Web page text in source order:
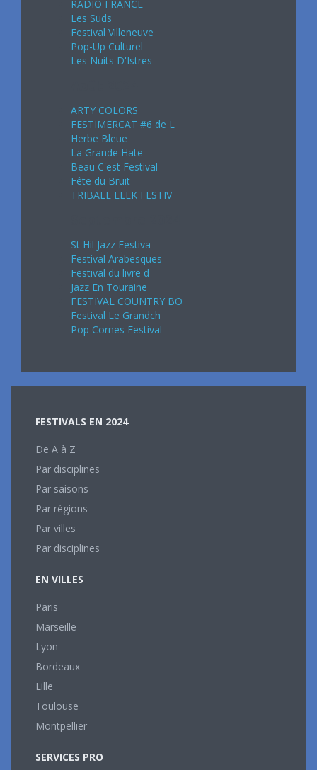
RADIO FRANCE
Les Suds
Festival Villeneuve
Pop-Up Culturel
Les Nuits D'Istres
ARTY COLORS
FESTIMERCAT #6 de L
Herbe Bleue
La Grande Hate
Beau C'est Festival
Fête du Bruit
TRIBALE ELEK FESTIV
St Hil Jazz Festiva
Festival Arabesques
Festival du livre d
Jazz En Touraine
FESTIVAL COUNTRY BO
Festival Le Grandch
Pop Cornes Festival
FESTIVALS EN 2024
De A à Z
Par disciplines
Par saisons
Par régions
Par villes
Par disciplines
EN VILLES
Paris
Marseille
Lyon
Bordeaux
Lille
Toulouse
Montpellier
SERVICES PRO